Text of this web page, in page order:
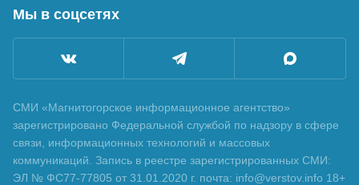
Мы в соцсетях
СМИ «Магнитогорское информационное агентство»
зарегистрировано Федеральной службой по надзору в сфере
связи, информационных технологий и массовых
коммуникаций. Запись в реестре зарегистрированных СМИ:
ЭЛ № ФС77-77805 от 31.01.2020 г. почта: info@verstov.info 18+